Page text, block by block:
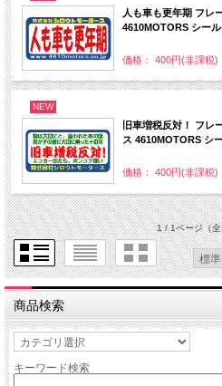
人も車も更年期 フレ
4610MOTORS シー
価格： 400円(非課税)
NEW
旧車増税反対！ フ
ス 4610MOTORS シ
価格： 400円(非課税)
1 / 1ページ（
商品検索
キーワード検索